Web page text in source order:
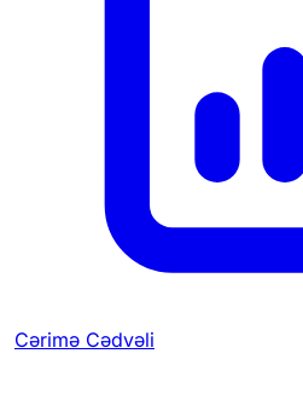
Cərimə Cədvəli